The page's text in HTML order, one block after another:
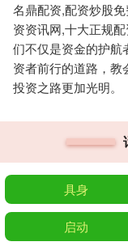
名鼎配资,配资炒股
资资讯网,十大正规
们不仅是资金的护航
资者前行的道路，教
投资之路更加光明。
具身
启动